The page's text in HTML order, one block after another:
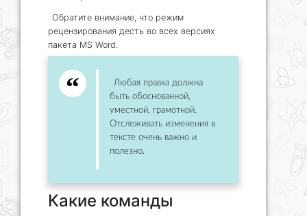
Обратите внимание, что режим
рецензирования десть во всех версиях
пакета MS Word.
Любая правка должна
быть обоснованной,
уместной, грамотной.
Отслеживать изменения в
тексте очень важно и
полезно.
Какие команды